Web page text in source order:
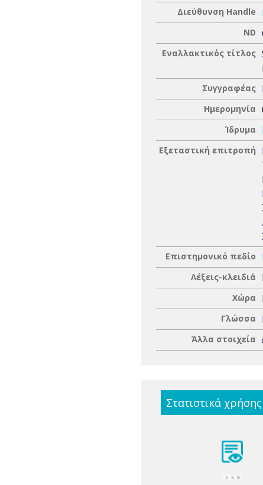
Διεύθυνση Handle
ND
Εναλλακτικός τίτλος
Συγγραφέας
Ημερομηνία
Ίδρυμα
Εξεταστική επιτροπή
Επιστημονικό πεδίο
Λέξεις-κλειδιά
Χώρα
Γλώσσα
Άλλα στοιχεία
Στατιστικά χρήσης